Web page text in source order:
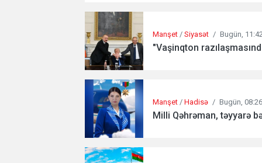
Manşet / Siyasət / Bugün,
"Vaşinqton
Manşet / Hadisə / Bugün, 08:26
Milli Qəhrəman, təyyarə